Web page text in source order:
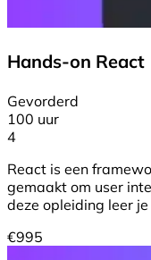
Hands-on React
Gevorderd
100 uur
4
React is een
gemaakt om user
deze opleiding leer
€995